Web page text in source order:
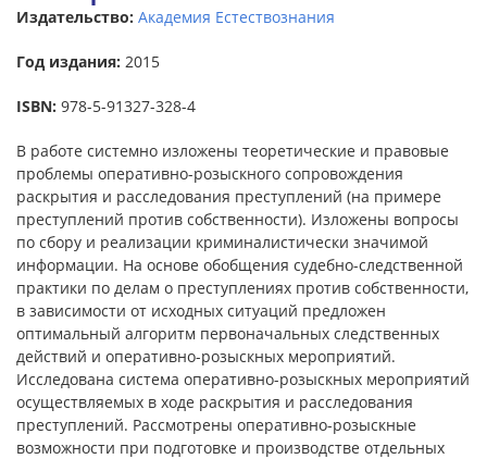
Издательство: Академия Естествознания
Год издания: 2015
ISBN: 978-5-91327-328-4
В работе системно изложены теоретические и правовые
проблемы оперативно-розыскного сопровождения
раскрытия и расследования преступлений (на примере
преступлений против собственности). Изложены вопросы
по сбору и реализации криминалистически значимой
информации. На основе обобщения судебно-следственной
практики по делам о преступлениях против собственности,
в зависимости от исходных ситуаций предложен
оптимальный алгоритм первоначальных следственных
действий и оперативно-розыскных мероприятий.
Исследована система оперативно-розыскных мероприятий
осуществляемых в ходе раскрытия и расследования
преступлений. Рассмотрены оперативно-розыскные
возможности при подготовке и производстве отдельных